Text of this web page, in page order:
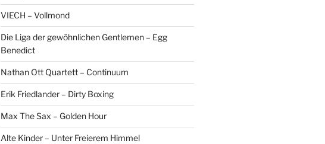
VIECH – Vollmond
Die Liga der gewöhnlichen Gentlemen – Egg
Benedict
Nathan Ott Quartett – Continuum
Erik Friedlander – Dirty Boxing
Max The Sax – Golden Hour
Alte Kinder – Unter Freierem Himmel